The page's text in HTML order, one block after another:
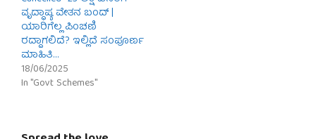
ವೃದ್ಧಾಪ್ಯ ವೇತನ ಬಂದ್ |
ಯಾರಿಗೆಲ್ಲ ಪಿಂಚಣಿ
ರದ್ದಾಗಲಿದೆ? ಇಲ್ಲಿದೆ ಸಂಪೂರ್ಣ
ಮಾಹಿತಿ…
18/06/2025
In "Govt Schemes"